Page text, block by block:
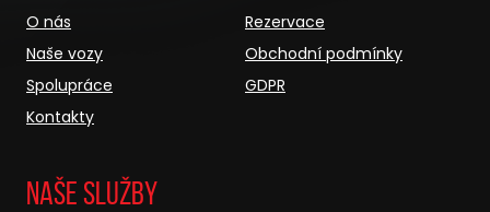
O nás
Naše vozy
Spolupráce
Kontakty
Rezervace
Obchodní podmínky
GDPR
Naše služby